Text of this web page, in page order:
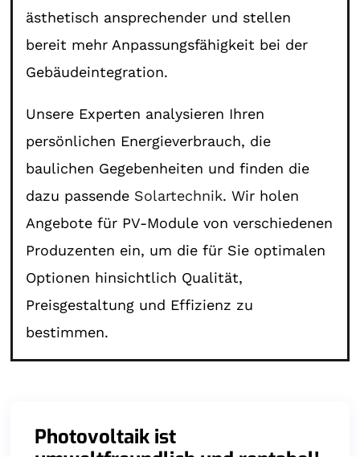
ästhetisch ansprechender und stellen
bereit mehr Anpassungsfähigkeit bei der
Gebäudeintegration.
Unsere Experten analysieren Ihren
persönlichen Energieverbrauch, die
baulichen Gegebenheiten und finden die
dazu passende Solartechnik. Wir holen
Angebote für PV-Module von verschiedenen
Produzenten ein, um die für Sie optimalen
Optionen hinsichtlich Qualität,
Preisgestaltung und Effizienz zu
bestimmen.
Photovoltaik ist